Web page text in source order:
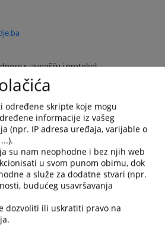
s javnošću i protokol
određene skripte koje mogu
informacije iz vašeg
(npr. IP adresa uređaja, varijable o
su nam neophodne i bez njih web
u svom punom obimu, dok
a služe za dodatne stvari (npr.
budućeg usavršavanja
dozvoliti ili uskratiti pravo na